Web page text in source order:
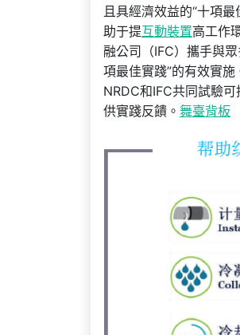
且具經濟效益的“十項
助于提互動裝置高工作
融公司（IFC）攜手與
項最佳實踐”的有效實
NRDC和IFC共同試驗
供實踐反饋。 舞臺背板